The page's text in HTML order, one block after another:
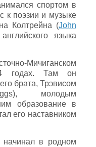
спортом в
к поэзии и музыке
Колтрейна (John
языка
Мичиганском
годах. Там он
брата, Трэвисом
молодым
образование в
его наставником
начинал в родном